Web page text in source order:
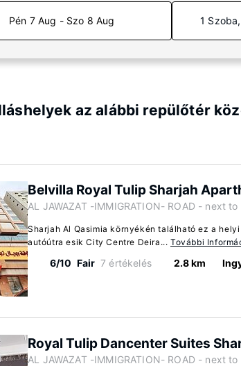
Pén 7 Aug - Szo 8 Aug 1
az alábbi repülőtér
Belvilla Royal Tulip Sharjah
AL JAWAZAT -IMMIGRATION- ROAD - next
Sharjah Al Qasimia környékén található ez a
autóútra esik City Centre Deira...További
6/10 Fair 7 értékelés 2.8 km
Royal Tulip Dancenter Suites
AL JAWAZAT -IMMIGRATION- ROAD - next